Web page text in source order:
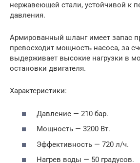
нержавеющей стали, устойчивой к
давления.
Армированный шланг имеет запас
превосходит мощность насоса, за
выдерживает высокие нагрузки в
остановки двигателя.
Характеристики:
Давление — 210 бар.
Мощность — 3200 Вт.
Эффективность — 720 л/ч.
Нагрев воды — 50 градусов.